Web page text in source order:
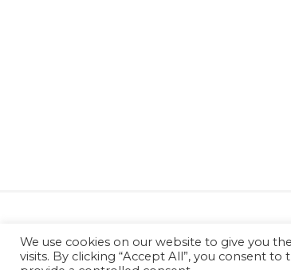
We use cookies on our website to give you
visits. By clicking “Accept All”, you consent